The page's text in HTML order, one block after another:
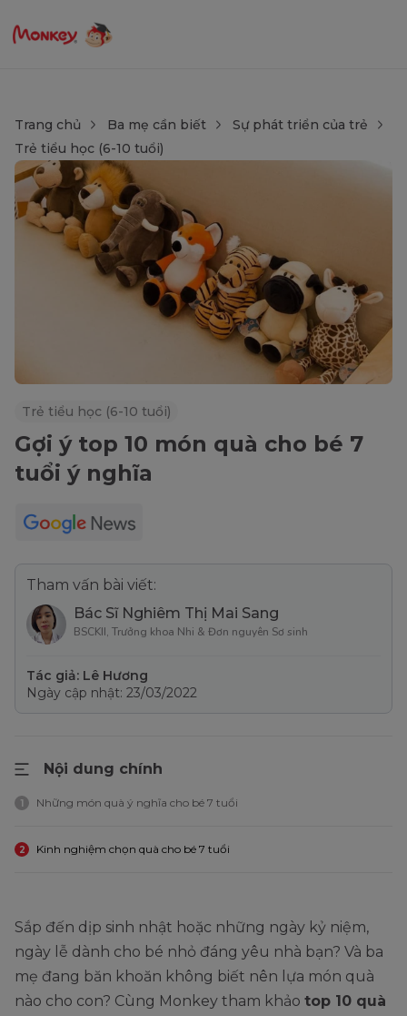
Trang chủ Ba mẹ cần biết
Sự phát triển của trẻ
Trẻ tiểu học (6-10 tuổi)
Trẻ tiểu học (6-10 tuổi)
Gợi ý top 10 món quà cho bé 7
tuổi ý nghĩa
Tham vấn bài viết:
Bác Sĩ Nghiêm Thị Mai Sang
BSCKII, Trưởng khoa Nhi & Đơn nguyên Sơ sinh
Tác giả: Lê Hương
Ngày cập nhật: 23/03/2022
Nội dung chính
1 Những món quà ý nghĩa cho bé 7 tuổi
2 Kinh nghiệm chọn quà cho bé 7 tuổi
Sắp đến dịp sinh nhật hoặc những ngày kỷ niệm,
ngày lễ dành cho bé nhỏ đáng yêu nhà bạn? Và ba
mẹ đang băn khoăn không biết nên lựa món quà
nào cho con? Cùng Monkey tham khảo top 10 quà